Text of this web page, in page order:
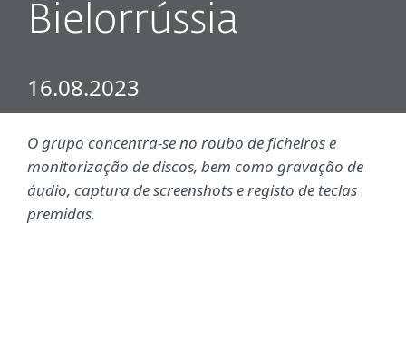
Bielorrússia
16.08.2023
O grupo concentra-se no roubo de ficheiros e
monitorização de discos, bem como gravação de
áudio, captura de screenshots e registo de teclas
premidas.